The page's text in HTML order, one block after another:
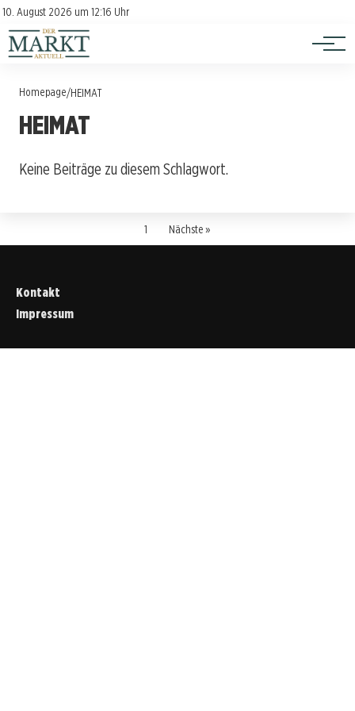
10. August 2026 um 12:16 Uhr
Kontakt
Impressum
Investition
Verbraucherschutz
Homepage/HEIMAT
HEIMAT
Keine Beiträge zu diesem Schlagwort.
1 Nächste »
Kontakt
Impressum